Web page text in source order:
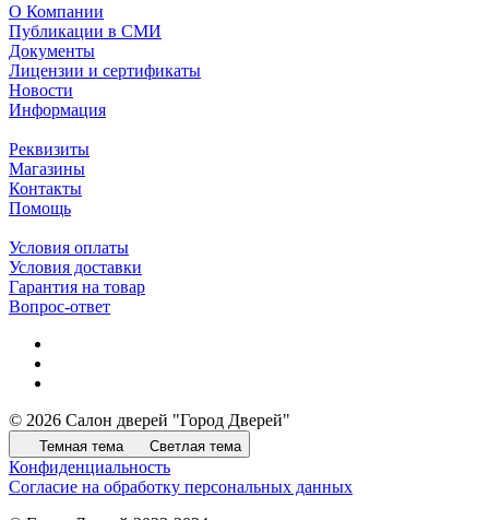
О Компании
Публикации в СМИ
Документы
Лицензии и сертификаты
Новости
Информация
Реквизиты
Магазины
Контакты
Помощь
Условия оплаты
Условия доставки
Гарантия на товар
Вопрос-ответ
© 2026 Салон дверей "Город Дверей"
Темная тема Светлая тема
Конфиденциальность
Согласие на обработку персональных данных